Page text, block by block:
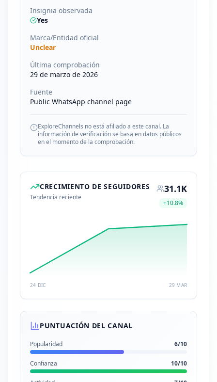
Insignia observada
Yes
Marca/Entidad oficial
Unclear
Última comprobación
29 de marzo de 2026
Fuente
Public WhatsApp channel page
ExploreChannels no está afiliado a este canal. La
información de verificación se basa en datos públicos
en el momento de la comprobación.
CRECIMIENTO DE SEGUIDORES
Tendencia reciente
31.1K
+10.8%
24 DIC 29 MAR
PUNTUACIÓN DEL CANAL
Popularidad 6/10
Confianza 10/10